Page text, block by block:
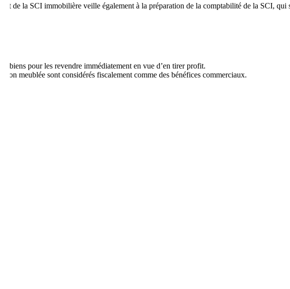
de la SCI immobilière veille également à la préparation de la comptabilité de la SCI,
biens pour les revendre immédiatement en vue d’en tirer profit.
meublée sont considérés fiscalement comme des bénéfices commerciaux.